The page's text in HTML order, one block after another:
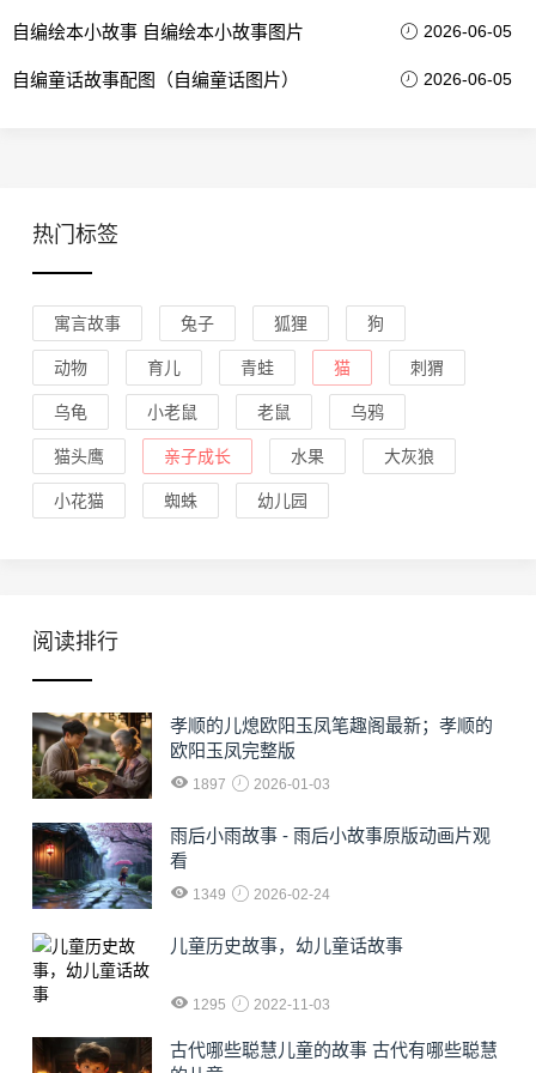
自编绘本小故事 自编绘本小故事图片 2026-06-05
自编童话故事配图（自编童话图片） 2026-06-05
热门标签
寓言故事 兔子 狐狸 狗
动物 育儿 青蛙 猫 刺猬
乌龟 小老鼠 老鼠 乌鸦
猫头鹰 亲子成长 水果 大灰狼
小花猫 蜘蛛 幼儿园
阅读排行
孝顺的儿熄欧阳玉凤笔趣阁最新；孝顺的
欧阳玉凤完整版
1897 2026-01-03
雨后小雨故事 - 雨后小故事原版动画片观
看
1349 2026-02-24
儿童历史故事，幼儿童话故事
1295 2022-11-03
古代哪些聪慧儿童的故事 古代有哪些聪慧